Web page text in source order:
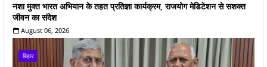
नशा मुक्त भारत अभियान के तहत प्रतिज्ञा कार्यक्रम, राजयोग मेडिटेशन से सशक्त
जीवन का संदेश
August 06, 2026
बिहार